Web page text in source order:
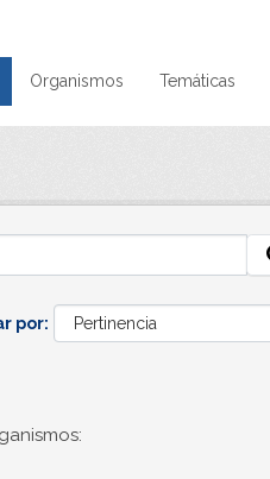
Organismos Temáticas
por